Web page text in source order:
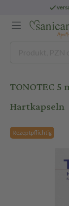
TONOTEC
Hartkapseln
Rezeptpflichtig